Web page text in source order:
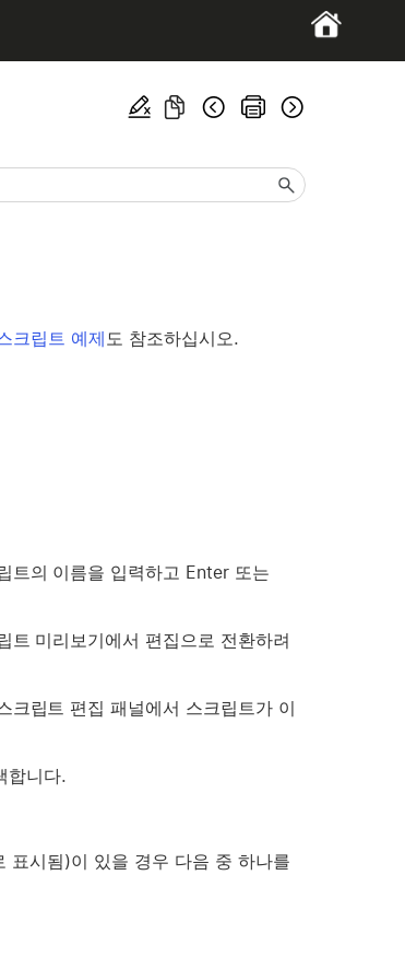
크립트 예제도 참조하십시오.
트의 이름을 입력하고 Enter 또는
트 미리보기에서 편집으로 전환하려
크립트 편집 패널에서 스크립트가 이
합니다.
표시됨)이 있을 경우 다음 중 하나를